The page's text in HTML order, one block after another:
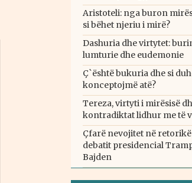
Aristoteli: nga buron
si bëhet njeriu i mirë?
Dashuria dhe virtytet:
lumturie dhe eudemonie
Ç`është bukuria dhe si
konceptojmë atë?
Tereza, virtyti i mirësisë
kontradiktat lidhur me të
Çfarë nevojitet në
debatit presidencial
Bajden